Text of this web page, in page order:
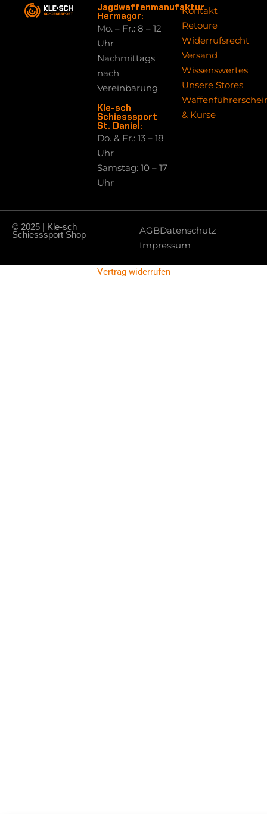
Jagdwaffenmanufaktur
Hermagor:
Mo. – Fr.: 8 – 12
Uhr
Nachmittags
nach
Vereinbarung
Kle-sch
Schiesssport
St. Daniel:
Do. & Fr.: 13 – 18
Uhr
Samstag: 10 – 17
Uhr
Kontakt
Retoure
Widerrufsrecht
Versand
Wissenswertes
Unsere Stores
& Kurse
© 2025 | Kle-sch
Schiesssport Shop AGBDatenschutz
Impressum
Vertrag widerrufen